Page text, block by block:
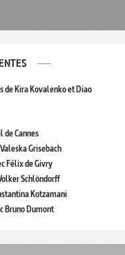
de Kira Kovalenko et Diao
de Cannes
Grisebach
Félix de Givry
Schlöndorff
Kotzamani
Bruno Dumont